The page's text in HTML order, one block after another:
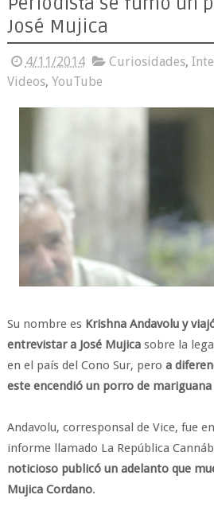
José Mujica
4/11/2014 Curiosidades,
Videos, YouTube
Su nombre es Krishna Andavolu y
entrevistar a José Mujicasobre la
en el país del Cono Sur, pero a
este encendió un porro de
Andavolu, corresponsal de Vice, fue
informe llamado La República
noticioso publicó un adelanto que
Mujica Cordano.